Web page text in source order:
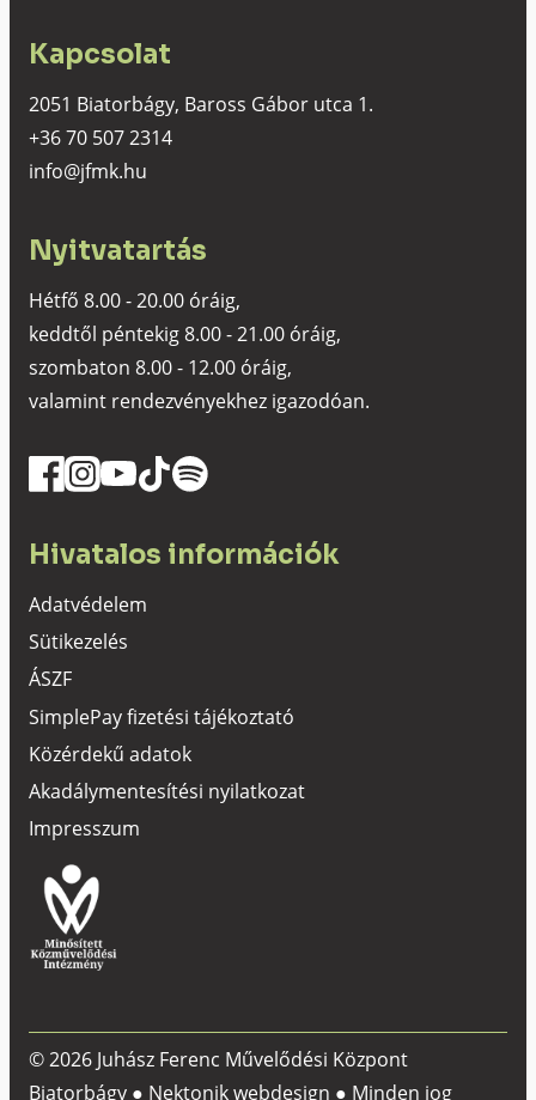
Kapcsolat
2051 Biatorbágy, Baross Gábor utca 1.
+36 70 507 2314
info@jfmk.hu
Nyitvatartás
Hétfő 8.00 - 20.00 óráig,
keddtől péntekig 8.00 - 21.00 óráig,
szombaton 8.00 - 12.00 óráig,
valamint rendezvényekhez igazodóan.
Hivatalos információk
Adatvédelem
Sütikezelés
ÁSZF
SimplePay fizetési tájékoztató
Közérdekű adatok
Akadálymentesítési nyilatkozat
Impresszum
© 2026 Juhász Ferenc Művelődési Központ
Biatorbágy ● Nektonik webdesign ● Minden jog